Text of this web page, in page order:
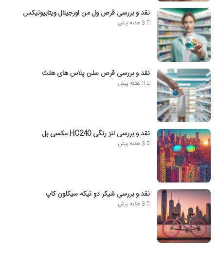
نقد و بررسی قرص ول من اورجینال ویتابیوتیکس
3 هفته پیش
نقد و بررسی قرص سلن پلاس های هلث
3 هفته پیش
نقد و بررسی لنز رنگی HC240 مکسی بل
3 هفته پیش
نقد و بررسی شیکر دو تیکه سیکلون کاپ
3 هفته پیش